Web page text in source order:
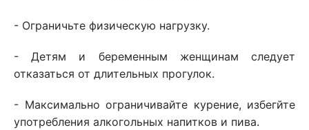
- Ограничьте физическую нагрузку.
- Детям и беременным женщинам следует
отказаться от длительных прогулок.
- Максимально ограничивайте курение, избегйте
употребления алкогольных напитков и пива.